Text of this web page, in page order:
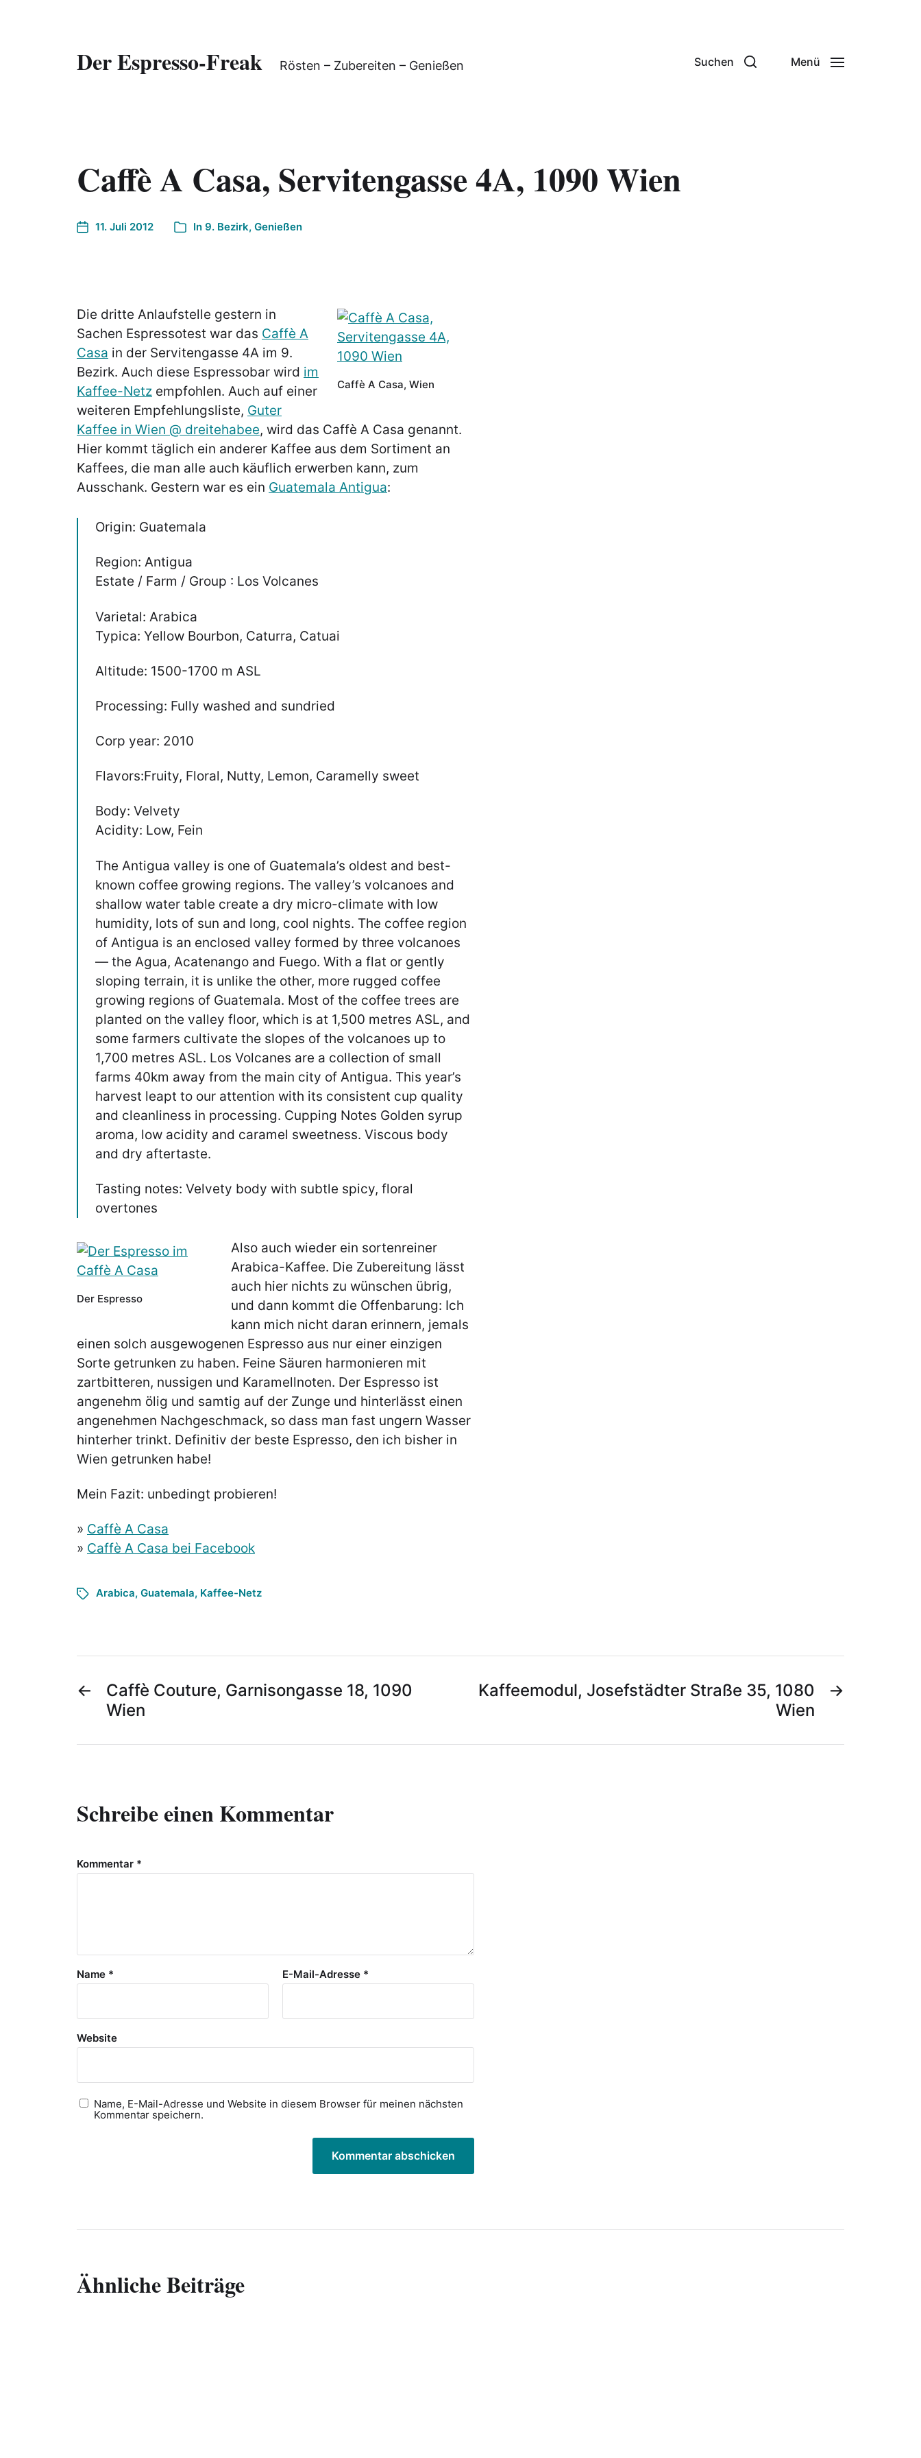
Der Espresso-Freak Rösten – Zubereiten – Genießen Suchen Menü
Caffè A Casa, Servitengasse 4A, 1090 Wien
11. Juli 2012 In 9. Bezirk, Genießen
Caffè A Casa, Wien
Die dritte Anlaufstelle gestern in
Sachen Espressotest war das Caffè A
Casa in der Servitengasse 4A im 9.
Bezirk. Auch diese Espressobar wird im
Kaffee-Netz empfohlen. Auch auf einer
weiteren Empfehlungsliste, Guter
Kaffee in Wien @ dreitehabee, wird das Caffè A Casa genannt.
Hier kommt täglich ein anderer Kaffee aus dem Sortiment an
Kaffees, die man alle auch käuflich erwerben kann, zum
Ausschank. Gestern war es ein Guatemala Antigua:
Origin: Guatemala
Region: Antigua
Estate / Farm / Group : Los Volcanes
Varietal: Arabica
Typica: Yellow Bourbon, Caturra, Catuai
Altitude: 1500-1700 m ASL
Processing: Fully washed and sundried
Corp year: 2010
Flavors:Fruity, Floral, Nutty, Lemon, Caramelly sweet
Body: Velvety
Acidity: Low, Fein
The Antigua valley is one of Guatemala’s oldest and best-
known coffee growing regions. The valley’s volcanoes and
shallow water table create a dry micro-climate with low
humidity, lots of sun and long, cool nights. The coffee region
of Antigua is an enclosed valley formed by three volcanoes
— the Agua, Acatenango and Fuego. With a flat or gently
sloping terrain, it is unlike the other, more rugged coffee
growing regions of Guatemala. Most of the coffee trees are
planted on the valley floor, which is at 1,500 metres ASL, and
some farmers cultivate the slopes of the volcanoes up to
1,700 metres ASL. Los Volcanes are a collection of small
farms 40km away from the main city of Antigua. This year’s
harvest leapt to our attention with its consistent cup quality
and cleanliness in processing. Cupping Notes Golden syrup
aroma, low acidity and caramel sweetness. Viscous body
and dry aftertaste.
Tasting notes: Velvety body with subtle spicy, floral
overtones
Der Espresso
Also auch wieder ein sortenreiner
Arabica-Kaffee. Die Zubereitung lässt
auch hier nichts zu wünschen übrig,
und dann kommt die Offenbarung: Ich
kann mich nicht daran erinnern, jemals
einen solch ausgewogenen Espresso aus nur einer einzigen
Sorte getrunken zu haben. Feine Säuren harmonieren mit
zartbitteren, nussigen und Karamellnoten. Der Espresso ist
angenehm ölig und samtig auf der Zunge und hinterlässt einen
angenehmen Nachgeschmack, so dass man fast ungern Wasser
hinterher trinkt. Definitiv der beste Espresso, den ich bisher in
Wien getrunken habe!
Mein Fazit: unbedingt probieren!
» Caffè A Casa
» Caffè A Casa bei Facebook
Arabica, Guatemala, Kaffee-Netz
←
Caffè Couture, Garnisongasse 18, 1090
Wien
→
Kaffeemodul, Josefstädter Straße 35, 1080
Wien
Schreibe einen Kommentar
Kommentar *
Name * E-Mail-Adresse *
Website
Name, E-Mail-Adresse und Website in diesem Browser für meinen nächsten
Kommentar speichern.
Ähnliche Beiträge